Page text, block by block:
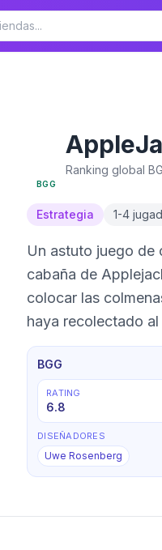
BGG
Ranking global
Estrategia 1-4
Un astuto juego de colocación de losetas Un
cabaña de
colocar las
haya recolectado
BGG
RATING
6.8
DISEÑADORES
Uwe Rosenberg